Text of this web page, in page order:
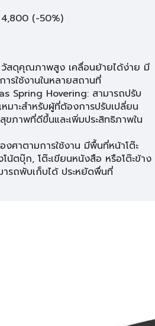
4,800 (-50%)
วัสดุคุณภาพสูง เคลื่อนย้ายได้ง่าย มี
ารใช้งานในหลายสถานที่
Spring Hovering: สามารถปรับ
มาะสำหรับผู้ที่ต้องการปรับเปลี่ยน
ขภาพที่ดีขึ้นและเพิ่มประสิทธิภาพใน
งศาตามการใช้งาน มีพื้นที่หน้าโต๊ะ
โน้ตบุ๊ก, โต๊ะเขียนหนังสือ หรือโต๊ะข้าง
รถพับเก็บได้ ประหยัดพื่นที่